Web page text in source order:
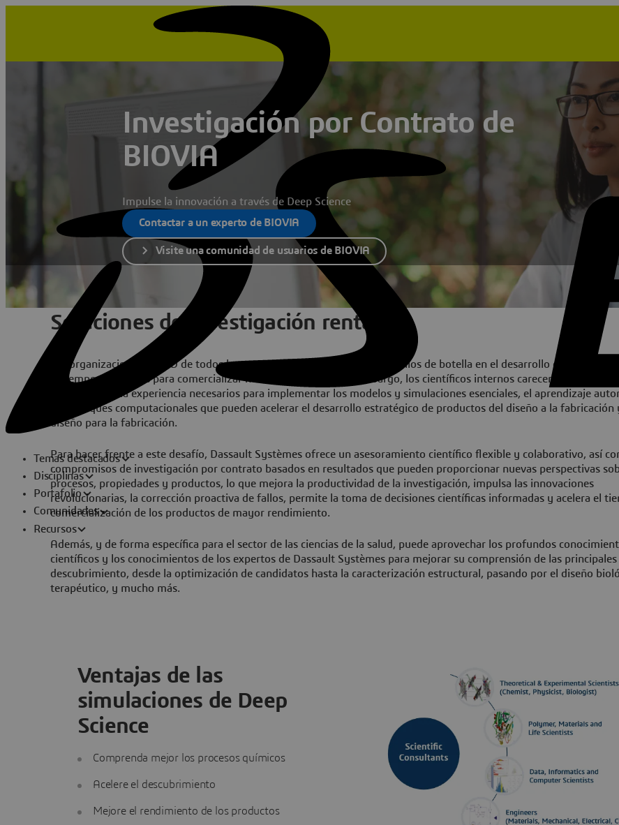
Temas destacados
Disciplinas
Portafolio
Comunidades
Recursos
Investigación por Contrato de
BIOVIA
Impulse la innovación a través de Deep Science
Contactar a un experto de BIOVIA
Visite una comunidad de usuarios de BIOVIA
Soluciones de investigación rentables
Las organizaciones de I+D de todos los sectores deben minimizar los cuellos de botella en el desarrollo que
el tiempo necesarios para comercializar nuevos productos. Sin embargo, los científicos internos carecen a menudo
los recursos o la experiencia necesarios para implementar los modelos y simulaciones esenciales, el aprendizaje
los enfoques computacionales que pueden acelerar el desarrollo estratégico de productos del diseño a la fabricación
diseño para la fabricación.
Para hacer frente a este desafío, Dassault Systèmes ofrece un asesoramiento científico flexible y colaborativo, así
compromisos de investigación por contrato basados en resultados que pueden proporcionar nuevas perspectivas
procesos, propiedades y productos, lo que mejora la productividad de la investigación, impulsa las innovaciones
revolucionarias, la corrección proactiva de fallos, permite la toma de decisiones científicas informadas y acelera el
comercialización de los productos de mayor rendimiento.
Además, y de forma específica para el sector de las ciencias de la salud, puede aprovechar los profundos
científicos y los conocimientos de los expertos de Dassault Systèmes para mejorar su comprensión de las principales
descubrimiento, desde la optimización de candidatos hasta la caracterización estructural, pasando por el diseño
terapéutico, y mucho más.
Ventajas de las
simulaciones de Deep
Science
Comprenda mejor los procesos químicos
Acelere el descubrimiento
Mejore el rendimiento de los productos